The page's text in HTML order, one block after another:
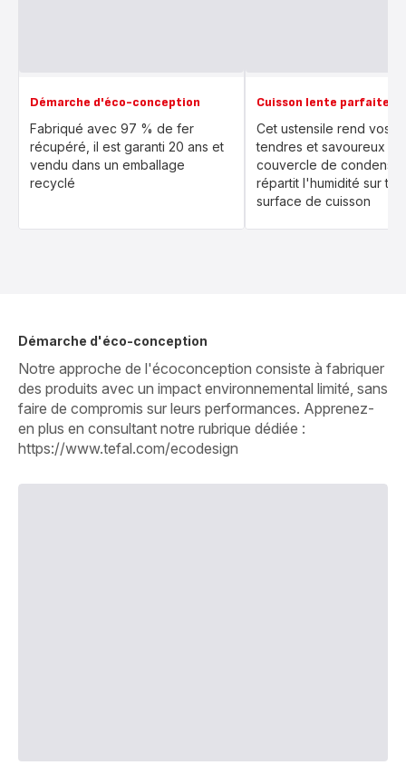
Démarche d'éco-conception
Fabriqué avec 97 % de fer
récupéré, il est garanti 20 ans et
vendu dans un emballage
recyclé
Cuisson lente parfaite
Cet ustensile rend vos
tendres et savoureux
couvercle de
répartit l'humidité sur
surface de cuisson
Démarche d'éco-conception
Notre approche de l'écoconception consiste à fabriquer
des produits avec un impact environnemental limité, sans
faire de compromis sur leurs performances. Apprenez-
en plus en consultant notre rubrique dédiée :
https://www.tefal.com/ecodesign